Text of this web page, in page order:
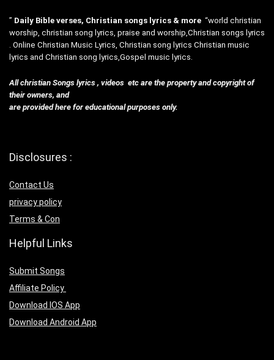
” Daily Bible verses, Christian songs lyrics & more “world christian
worship, christian song lyrics, praise and worship,Christian songs lyrics
. Online Christian Music Lyrics, Christian song lyrics Christian music
lyrics and Christian song lyrics,Gospel music lyrics.
All christian Songs lyrics , videos etc are the property and copyright of
their owners, and
are provided here for educational purposes only.
Disclosures :
Contact Us
privacy policy
Terms & Con
Helpful Links
Submit Songs
Affiliate Policy
Download IOS App
Download Android App